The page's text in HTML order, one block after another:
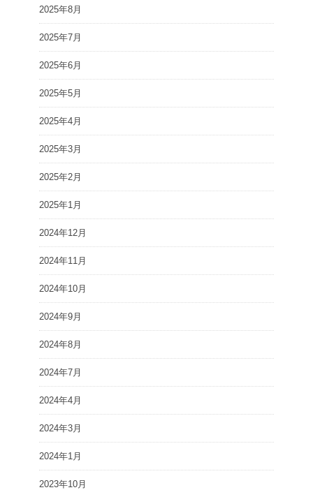
2025年8月
2025年7月
2025年6月
2025年5月
2025年4月
2025年3月
2025年2月
2025年1月
2024年12月
2024年11月
2024年10月
2024年9月
2024年8月
2024年7月
2024年4月
2024年3月
2024年1月
2023年10月